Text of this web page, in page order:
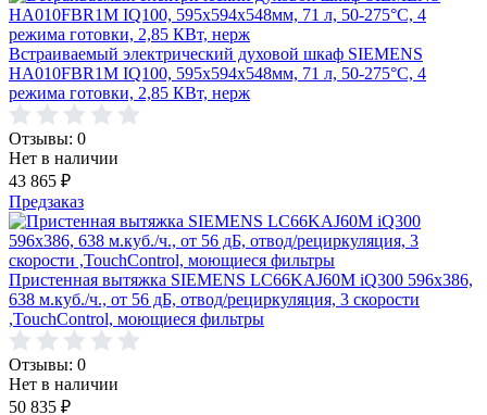
Встраиваемый электрический духовой шкаф SIEMENS
HA010FBR1M IQ100, 595x594x548мм, 71 л, 50-275°C, 4
режима готовки, 2,85 КВт, нерж
Отзывы: 0
Нет в наличии
43 865 ₽
Предзаказ
Пристенная вытяжка SIEMENS LC66KAJ60M iQ300 596x386,
638 м.куб./ч., от 56 дБ, отвод/рециркуляция, 3 скорости
,TouchControl, моющиеся фильтры
Отзывы: 0
Нет в наличии
50 835 ₽